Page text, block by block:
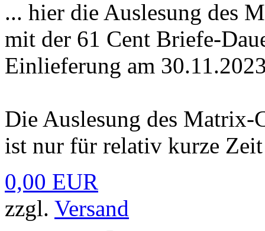
... hier die Auslesung des
mit der 61 Cent Briefe-
Einlieferung am
Die Auslesung des Matrix-
ist nur für relativ kurze
0,00 EUR
zzgl. Versand